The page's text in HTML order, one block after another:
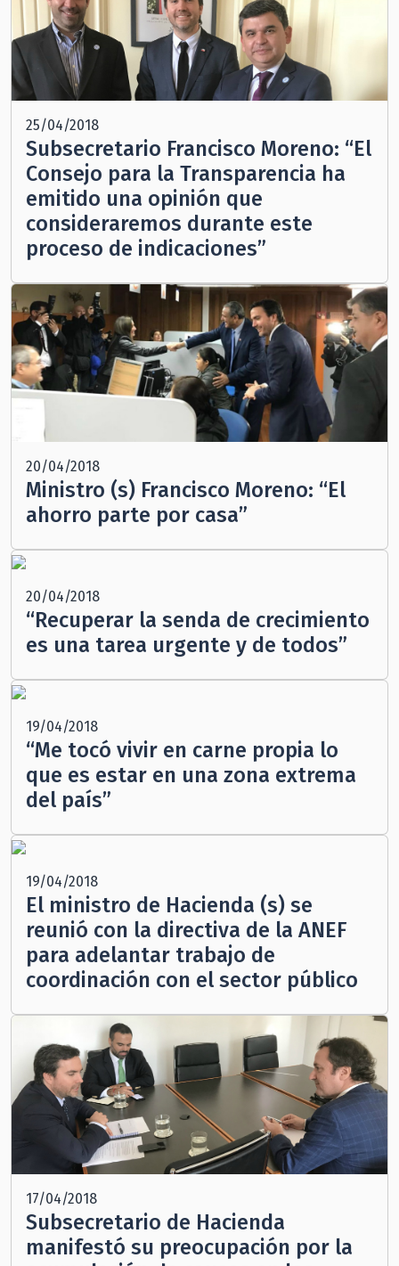
25/04/2018
Subsecretario Francisco Moreno: “El
Consejo para la Transparencia ha
emitido una opinión que
consideraremos durante este
proceso de indicaciones”
20/04/2018
Ministro (s) Francisco Moreno: “El
ahorro parte por casa”
20/04/2018
“Recuperar la senda de crecimiento
es una tarea urgente y de todos”
19/04/2018
“Me tocó vivir en carne propia lo
que es estar en una zona extrema
del país”
19/04/2018
El ministro de Hacienda (s) se
reunió con la directiva de la ANEF
para adelantar trabajo de
coordinación con el sector público
17/04/2018
Subsecretario de Hacienda
manifestó su preocupación por la